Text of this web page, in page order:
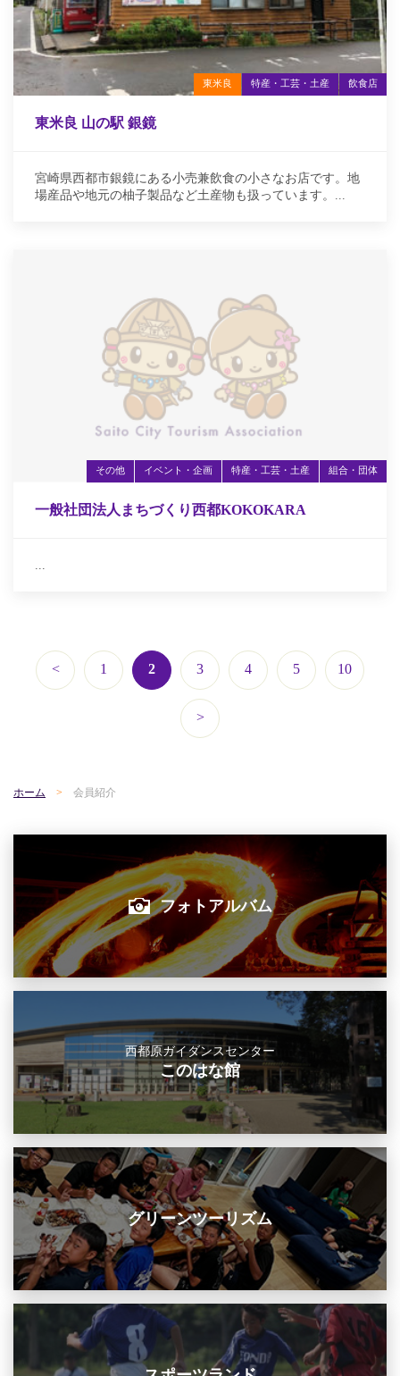
東米良 特産・工芸・土産 飲食店
東米良 山の駅 銀鏡
宮崎県西都市銀鏡にある小売兼飲食の小さなお店です。地
場産品や地元の柚子製品など土産物も扱っています。...
その他 イベント・企画 特産・工芸・土産 組合・団体
一般社団法人まちづくり西都KOKOKARA
...
< 1 2 3 4 5 10
>
ホーム 会員紹介
フォトアルバム
西都原ガイダンスセンター
このはな館
グリーンツーリズム